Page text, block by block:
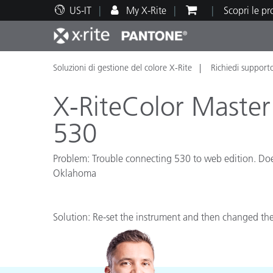
US-IT My X-Rite Scopri le
Principali prodotti
Stampa e Packaging
Supporto tecnico
Risorse didattiche
Soluzioni di gestione del colore X-Rite Richiedi
X-RiteColor
530
Problem: Trouble connecting 530 to web edition.
Oklahoma
Solution: Re-set the instrument and then changed